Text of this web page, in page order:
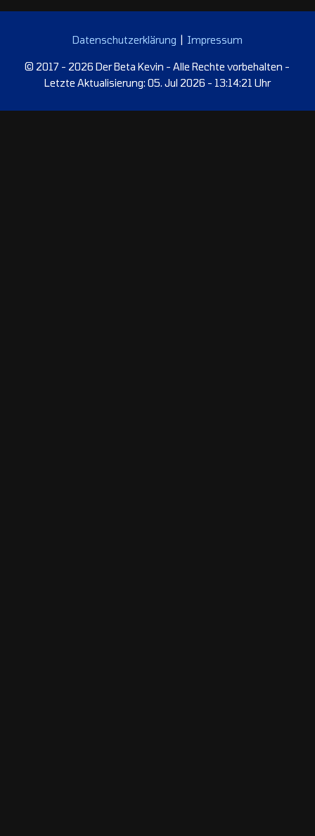
Datenschutzerklärung Impressum
© 2017 - 2026 Der Beta Kevin - Alle Rechte vorbehalten -
Letzte Aktualisierung: 05. Jul 2026 - 13:14:21 Uhr